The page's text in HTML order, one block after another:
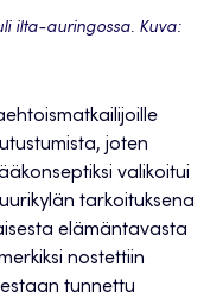
ilta-auringossa. Kuva:
joten
valikoitui
tarkoituksena
elämäntavasta
nostettiin
tunnettu